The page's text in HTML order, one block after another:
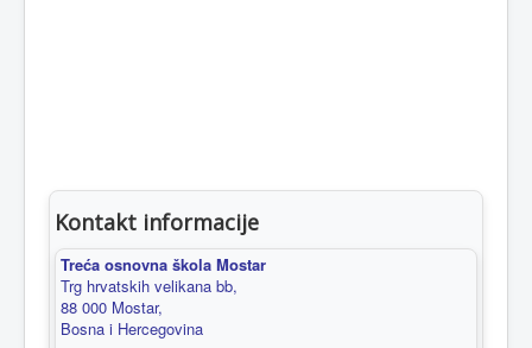
Kontakt informacije
Treća osnovna škola Mostar
Trg hrvatskih velikana bb,
88 000 Mostar,
Bosna i Hercegovina